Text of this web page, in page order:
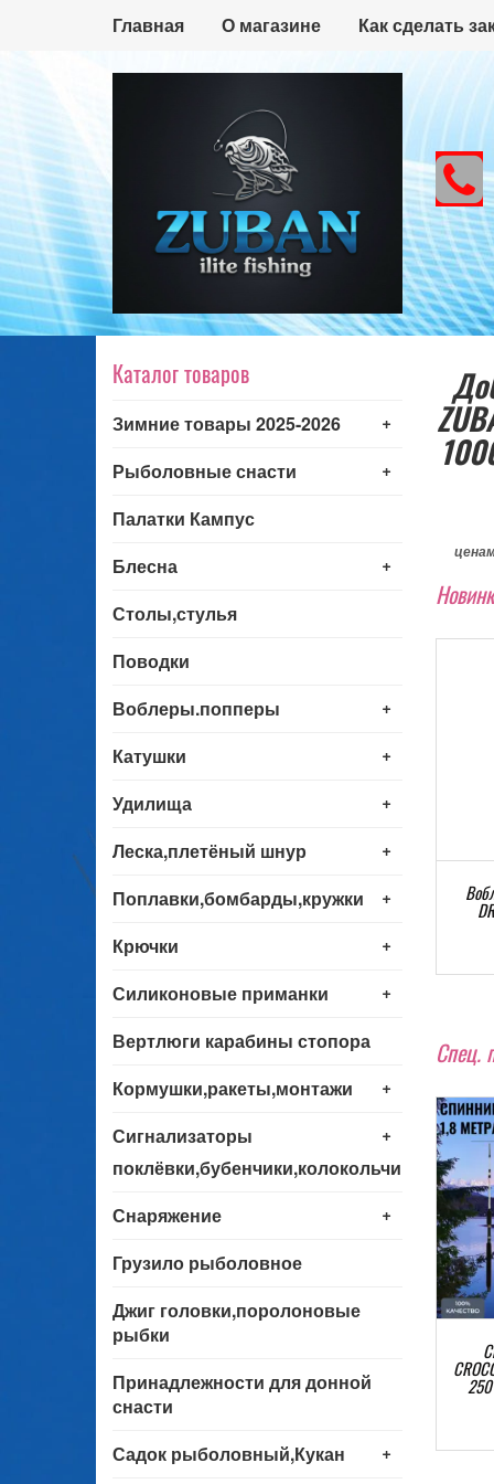
Главная О магазине Как сделать
Каталог товаров
+
Зимние товары 2025-2026
+
Рыболовные снасти
Палатки Кампус
+
Блесна
Столы,стулья
Поводки
+
Воблеры.попперы
+
Катушки
+
Удилища
+
Леска,плетёный шнур
+
Поплавки,бомбарды,кружки
+
Крючки
+
Силиконовые приманки
Вертлюги карабины стопора
+
Кормушки,ракеты,монтажи
+
Сигнализаторы
поклёвки,бубенчики,колокольчики
+
Снаряжение
Грузило рыболовное
Джиг головки,поролоновые
рыбки
Принадлежности для донной
снасти
+
Садок рыболовный,Кукан
ZUBAN ORBIT MAG-
DRIVE 62mm-8,5 грамм
Воблер ZUBAN ORBIT MAG-
DRIVE 62mm-8,5 грамм
Спец.
Спиннинг штекерный
грамм.Цена за 5 штук. палатка, кемпинговая, тент для
3674 руб